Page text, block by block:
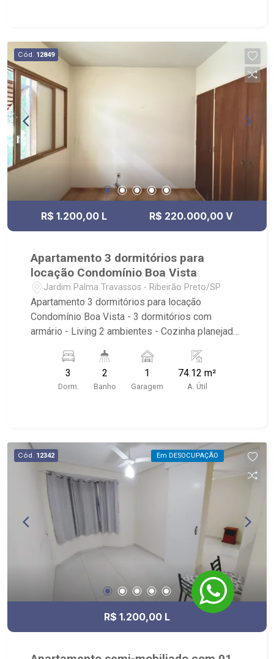
Cód. 12849
R$ 1.200,00 L R$ 220.000,00 V
Apartamento 3 dormitórios para
locação Condomínio Boa Vista
Jardim Palma Travassos - Ribeirão Preto/SP
Apartamento 3 dormitórios para locação
Condomínio Boa Vista - 3 dormitórios com
armário - Living 2 ambientes - Cozinha planejada
portaria 24h, piscina, academia livre e playground
- Próximo ao supermercado Assaí e UNAERP.
3
Dorm.
2
Banho
1
Garagem
74.12 m²
A. Útil
Em DESOCUPAÇÃO
Cód. 12342
R$ 1.200,00 L